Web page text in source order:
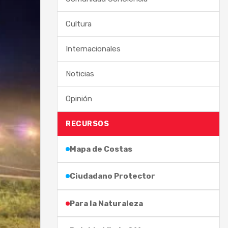
Cultura
Internacionales
Noticias
Opinión
RECURSOS
Mapa de Costas
Ciudadano Protector
Para la Naturaleza